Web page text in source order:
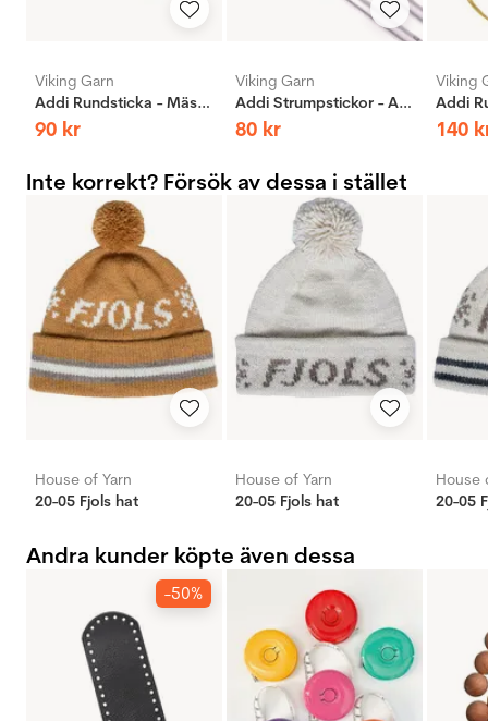
Viking Garn
Addi Rundsticka - Mässing
90 kr
Viking Garn
Addi Strumpstickor - Aluminium
80 kr
Viking
140
Inte korrekt? Försök av dessa i stället
House of Yarn
20-05 Fjols hat
House of Yarn
20-05 Fjols hat
House
20-05
Andra kunder köpte även dessa
-50%